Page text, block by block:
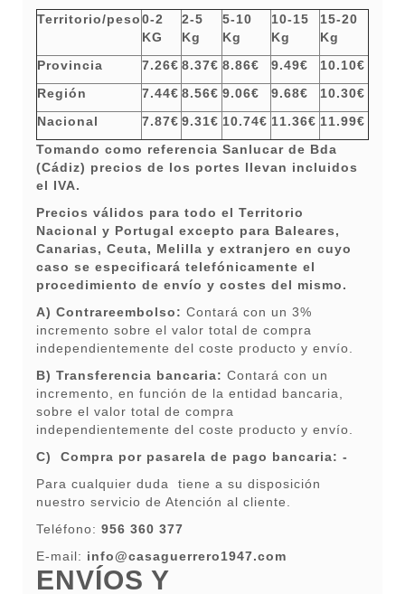
Territorio/peso0-2
KG
2-5
Kg
5-10
Kg
10-15
Kg
15-20
Kg
Provincia
7.26€ 8.37€ 8.86€ 9.49€
10.10€
Región
7.44€ 8.56€ 9.06€ 9.68€
10.30€
Nacional
7.87€ 9.31€ 10.74€ 11.36€ 11.99€
Tomando como referencia Sanlucar de Bda
(Cádiz) precios de los portes llevan incluidos
el IVA.
Precios válidos para todo el Territorio
Nacional y Portugal excepto para Baleares,
Canarias, Ceuta, Melilla y extranjero en cuyo
caso se especificará telefónicamente el
procedimiento de envío y costes del mismo.
A) Contrareembolso: Contará con un 3%
incremento sobre el valor total de compra
independientemente del coste producto y envío.
B) Transferencia bancaria: Contará con un
incremento, en función de la entidad bancaria,
sobre el valor total de compra
independientemente del coste producto y envío.
C) Compra por pasarela de pago bancaria: -
Para cualquier duda tiene a su disposición
nuestro servicio de Atención al cliente.
Teléfono: 956 360 377
E-mail: info@casaguerrero1947.com
ENVÍOS Y